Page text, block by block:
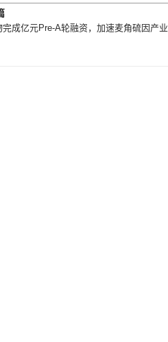
完成亿元Pre-A轮融资，加速麦角硫因产业